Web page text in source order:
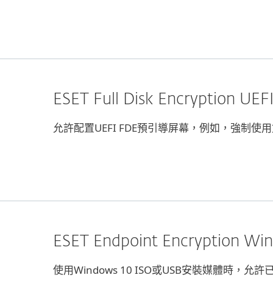
ESET Full Disk Encryption
允許配置UEFI FDE預引導屏幕，例如，強制使
ESET Endpoint Encryption
使用Windows 10 ISO或USB安裝媒體時，允許